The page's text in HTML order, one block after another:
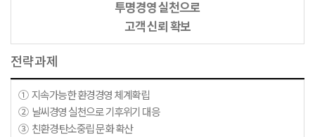
투명경영 실천으로
고객 신뢰 확보
전략과제
① 지속가능한 환경경영 체계확립
② 날씨경영 실천으로 기후위기 대응
③ 친환경·탄소중립 문화 확산